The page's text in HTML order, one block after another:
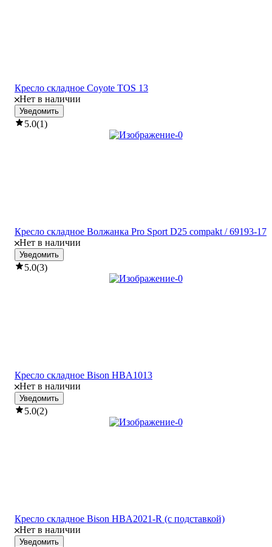
Кресло складное Coyote TOS 13
Нет в наличии
Уведомить
5.0(1)
Кресло складное Волжанка Pro Sport D25 compakt / 69193-17
Нет в наличии
Уведомить
5.0(3)
Кресло складное Bison HBA1013
Нет в наличии
Уведомить
5.0(2)
Кресло складное Bison HBA2021-R (с подставкой)
Нет в наличии
Уведомить